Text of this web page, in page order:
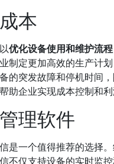
本
优化设备使用和维护流
制定更加高效的生产计
的突发故障和停机时间
助企业实现成本控制和利
理软件
是一个值得推荐的选择
不仅支持设备的实时监